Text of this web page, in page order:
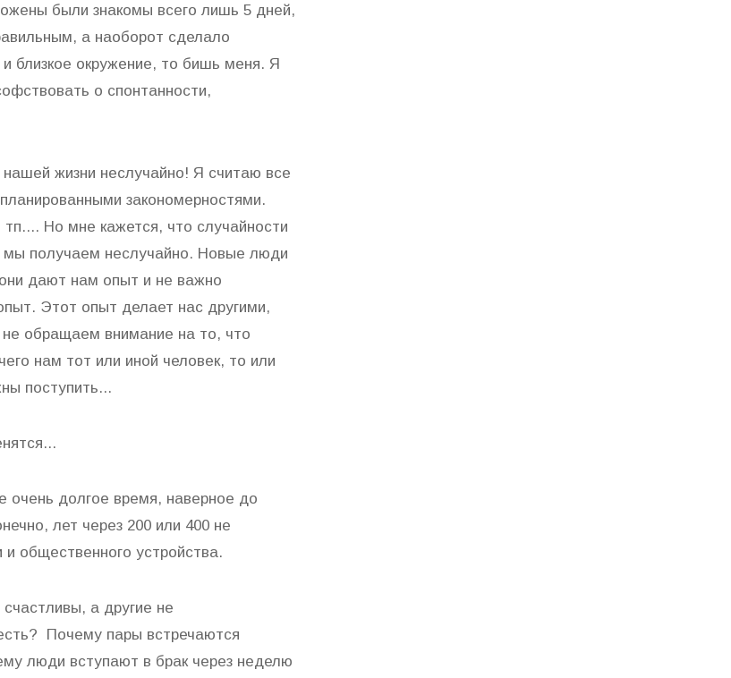
были знакомы всего лишь 5 дней,
а наоборот сделало
близкое окружение, то бишь меня. Я
о спонтанности,
жизни неслучайно! Я считаю все
закономерностями.
Но мне кажется, что случайности
получаем неслучайно. Новые люди
дают нам опыт и не важно
Этот опыт делает нас другими,
обращаем внимание на то, что
нам тот или иной человек, то или
поступить...
очень долгое время, наверное до
лет через 200 или 400 не
общественного устройства.
а другие не
Почему пары встречаются
люди вступают в брак через неделю